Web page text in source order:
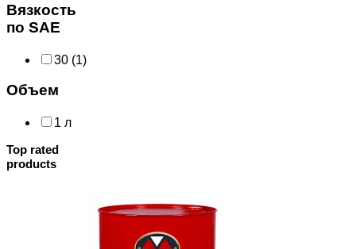
Вязкость
по SAE
30 (1)
Объем
1 л
Top rated
products